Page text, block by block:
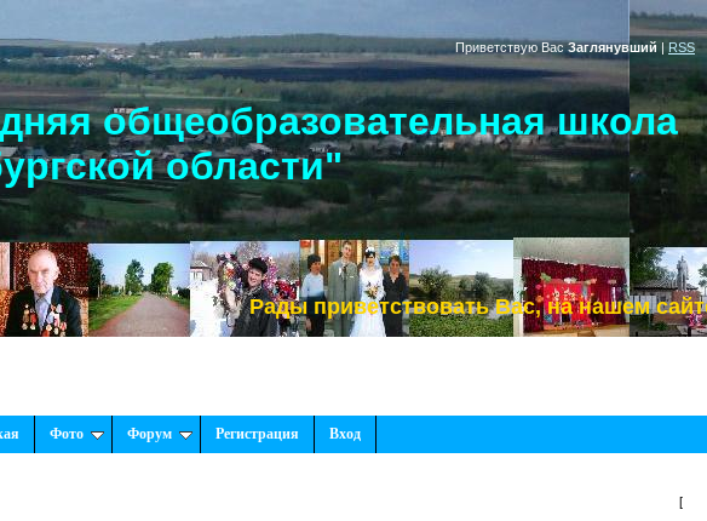
Приветствую Вас Заглянувший | RSS
общеобразовательная школа
области"
Рады приветствовать Вас, на нашем сайте!
Фото Форум Регистрация Вход
[